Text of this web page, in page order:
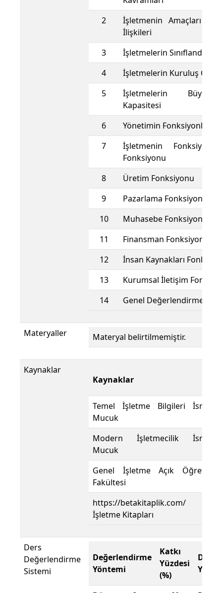
2
İşletmenin Amaçları ve
İlişkileri
3
İşletmelerin
4
İşletmelerin Kuruluş
5
İşletmelerin
Kapasitesi
6
Yönetimin Fonksiyonları
7
İşletmenin
Fonksiyonu
8
Üretim Fonksiyonu
9
Pazarlama Fonksiyonu
10
Muhasebe Fonksiyonu
11
Finansman Fonksiyonu
12
İnsan Kaynakları
13
Kurumsal İletişim
14
Genel Değerlendirme
Materyaller Materyal belirtilmemiştir.
Kaynaklar
Kaynaklar
Temel İşletme Bilgileri İsmet
Mucuk
Modern İşletmecilik İsmet
Mucuk
Genel İşletme Açık Öğretim
Fakültesi
https://betakitaplik.com/
İşletme Kitapları
Ders
Değerlendirme
Sistemi
Değerlendirme
Yöntemi
Katkı
Yüzdesi
(%)